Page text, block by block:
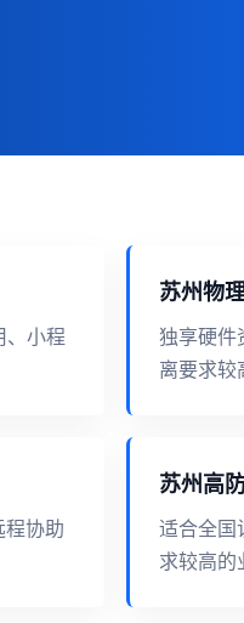
、小程
苏州物
独享硬件
离要求较
程协助
苏州高
适合全国
求较高的